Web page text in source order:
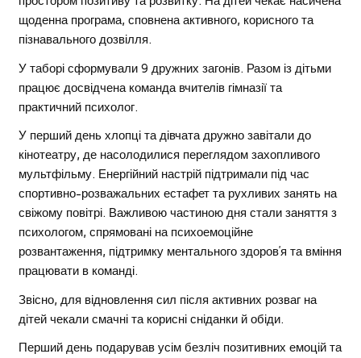
щоденна програма, сповнена активного, корисного та
пізнавального дозвілля.
У таборі сформували 9 дружних загонів. Разом із дітьми
працює досвідчена команда вчителів гімназії та
практичний психолог.
У перший день хлопці та дівчата дружно завітали до
кінотеатру, де насолодилися переглядом захопливого
мультфільму. Енергійний настрій підтримали під час
спортивно-розважальних естафет та рухливих занять на
свіжому повітрі. Важливою частиною дня стали заняття з
психологом, спрямовані на психоемоційне
розвантаження, підтримку ментального здоров’я та вміння
працювати в команді.
Звісно, для відновлення сил після активних розваг на
дітей чекали смачні та корисні сніданки й обіди.
Перший день подарував усім безліч позитивних емоцій та